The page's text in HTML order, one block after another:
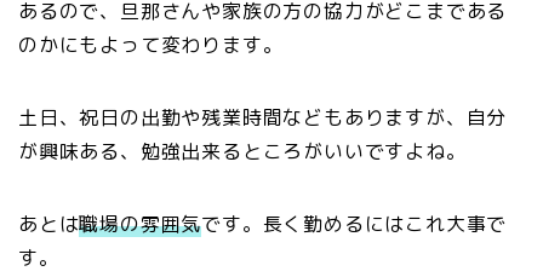
あるので、旦那さんや家族の方の協力がどこまである
のかにもよって変わります。
土日、祝日の出勤や残業時間などもありますが、自分
が興味ある、勉強出来るところがいいですよね。
あとは職場の雰囲気です。長く勤めるにはこれ大事で
す。